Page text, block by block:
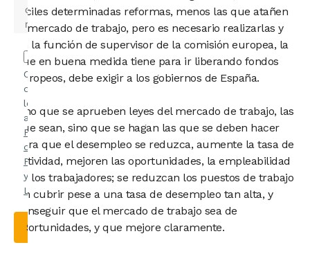
fáciles determinadas reformas, menos las que atañen
al mercado de trabajo, pero es necesario realizarlas y
en la función de supervisor de la comisión europea, la
que en buena medida tiene para ir liberando fondos
europeos, debe exigir a los gobiernos de España.
Y no que se aprueben leyes del mercado de trabajo, las
que sean, sino que se hagan las que se deben hacer
para que el desempleo se reduzca, aumente la tasa de
actividad, mejoren las oportunidades, la empleabilidad
de los trabajadores; se reduzcan los puestos de trabajo
sin cubrir pese a una tasa de desempleo tan alta, y
conseguir que el mercado de trabajo sea de
oportunidades, y que mejore claramente.
Confirmo
que he
leído y
acepto la
Política
de
Privacidad
y elAviso
Legal.